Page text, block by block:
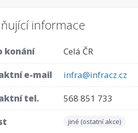
informace
konání Celá ČR
e-mail infra@infracz.cz
tel. 568 851 733
jiné (ostatní akce)